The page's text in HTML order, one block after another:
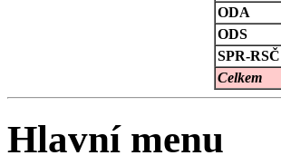
ODA
ODS
SPR-RSČ
Celkem
Hlavní menu